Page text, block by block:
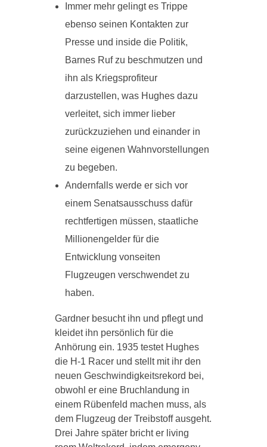
Immer mehr gelingt es Trippe
ebenso seinen Kontakten zur
Presse und inside die Politik,
Barnes Ruf zu beschmutzen und
ihn als Kriegsprofiteur
darzustellen, was Hughes dazu
verleitet, sich immer lieber
zurückzuziehen und einander in
seine eigenen Wahnvorstellungen
zu begeben.
Andernfalls werde er sich vor
einem Senatsausschuss dafür
rechtfertigen müssen, staatliche
Millionengelder für die
Entwicklung vonseiten
Flugzeugen verschwendet zu
haben.
Gardner besucht ihn und pflegt und
kleidet ihn persönlich für die
Anhörung ein. 1935 testet Hughes
die H-1 Racer und stellt mit ihr den
neuen Geschwindigkeitsrekord bei,
obwohl er eine Bruchlandung in
einem Rübenfeld machen muss, als
dem Flugzeug der Treibstoff ausgeht.
Drei Jahre später bricht er living